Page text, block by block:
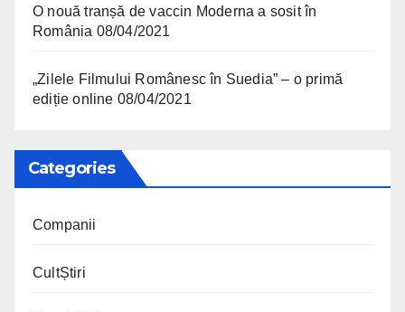
O nouă tranșă de vaccin Moderna a sosit în
România 08/04/2021
„Zilele Filmului Românesc în Suedia” – o primă
ediție online 08/04/2021
Categories
Companii
CultȘtiri